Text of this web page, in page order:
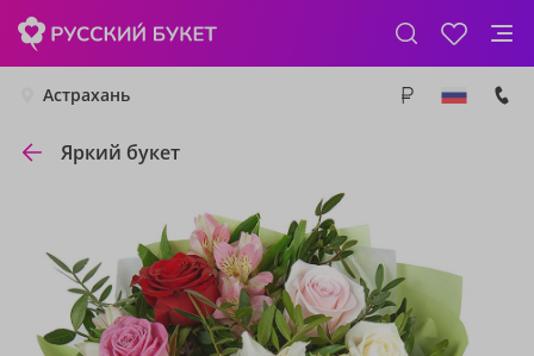
Астрахань
Яркий букет